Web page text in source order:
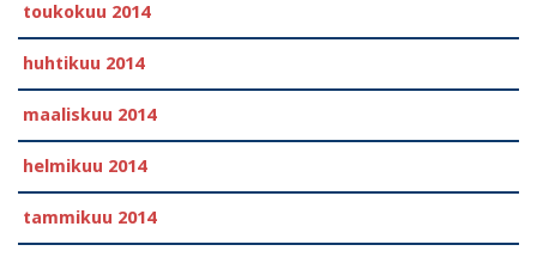
toukokuu 2014
huhtikuu 2014
maaliskuu 2014
helmikuu 2014
tammikuu 2014